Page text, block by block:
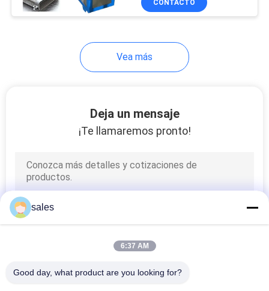
Máquina formadora
Máquina para el
codo de conducto
redondo
CONTACTO
Vea más
Deja un mensaje
¡Te llamaremos pronto!
sales
6:37 AM
Good day, what product are you looking for?